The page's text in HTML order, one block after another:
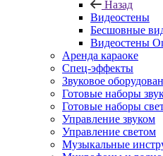
Назад
Видеостены
Бесшовные
Видеостены
Аренда караоке
Спец-эффекты
Звуковое
Готовые наборы
Готовые наборы
Управление звуком
Управление светом
Музыкальные